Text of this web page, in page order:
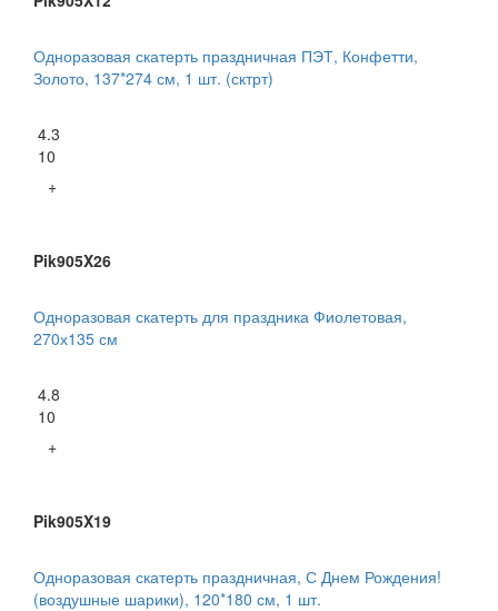
Одноразовая скатерть праздничная ПЭТ, Конфетти,
Золото, 137*274 см, 1 шт. (сктрт)
4.3
10
+
Pik905X26
Одноразовая скатерть для праздника Фиолетовая,
270х135 см
4.8
10
+
Pik905X19
Одноразовая скатерть праздничная, С Днем Рождения!
(воздушные шарики), 120*180 см, 1 шт.